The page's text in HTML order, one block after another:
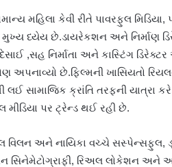
મહિલા કેવી રીતે પાવરફુલ
મુખ્ય ધ્યેય છે.ડાયરેકશન અને નિર્માણ
,સહ નિર્માતા અને કાસ્ટિંગ
અપનાવ્યો છે.ફિલ્મની ખાસિયતો
લઈ સામાજિક ક્રાંતિ તરફની યાત્રા
મીડિયા પર ટ્રેન્ડ થઈ રહી છે.
વિલન અને નાયિકા વચ્ચે સસ્પેન્સફુલ,
રિઅલ લોકેશન અને